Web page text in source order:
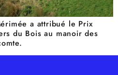
a attribué le Prix
du Bois au manoir des